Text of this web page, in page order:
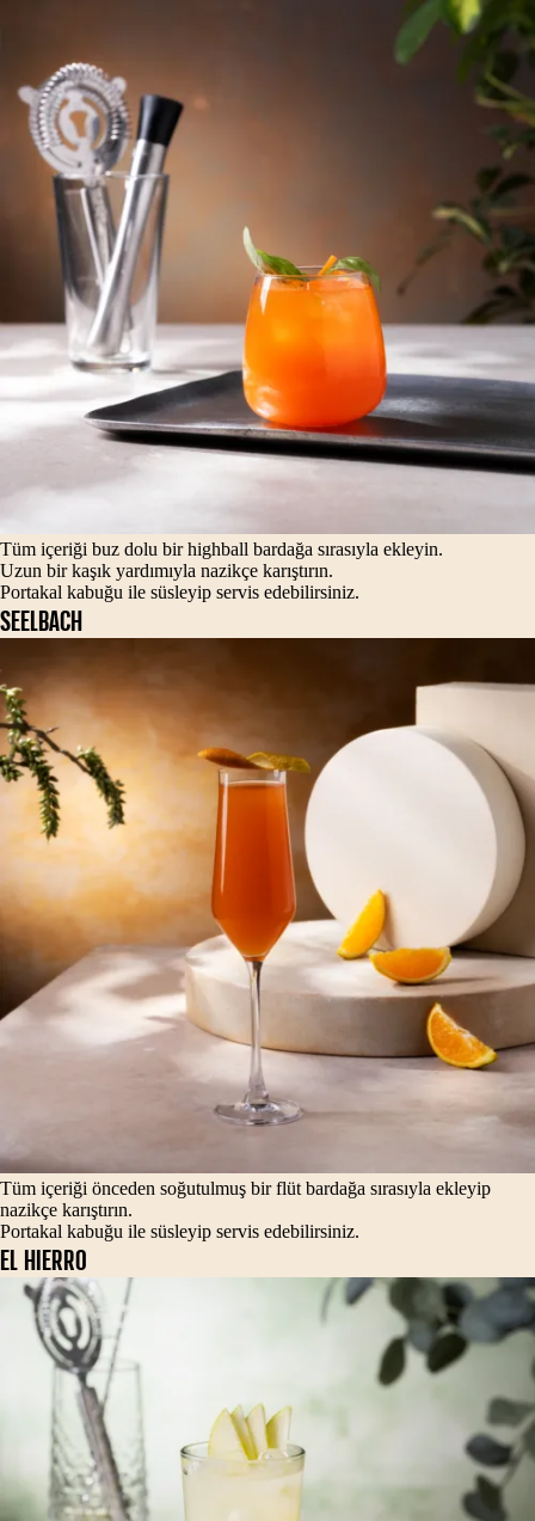
Tüm içeriği buz dolu bir highball bardağa sırasıyla ekleyin.
Uzun bir kaşık yardımıyla nazikçe karıştırın.
Portakal kabuğu ile süsleyip servis edebilirsiniz.
SEELBACH
Tüm içeriği önceden soğutulmuş bir flüt bardağa sırasıyla ekleyip
nazikçe karıştırın.
Portakal kabuğu ile süsleyip servis edebilirsiniz.
EL HIERRO